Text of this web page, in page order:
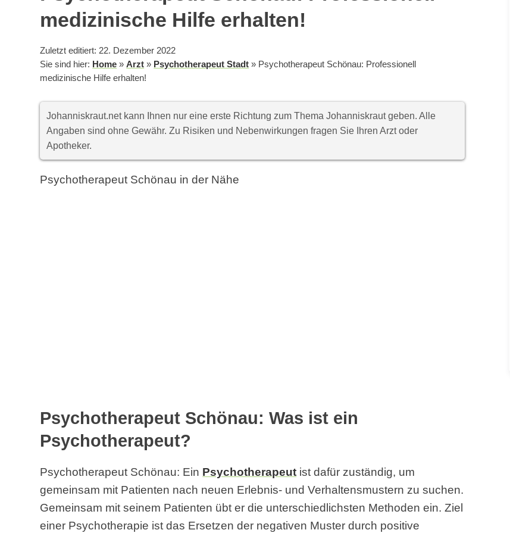
medizinische Hilfe erhalten!
Zuletzt editiert: 22. Dezember 2022
Sie sind hier: Home »Arzt » Psychotherapeut Stadt » Psychotherapeut Schönau: Professionell
medizinische Hilfe erhalten!
Johanniskraut.net kann Ihnen nur eine erste Richtung zum Thema Johanniskraut geben. Alle
Angaben sind ohne Gewähr. Zu Risiken und Nebenwirkungen fragen Sie Ihren Arzt oder
Apotheker.
Psychotherapeut Schönau in der Nähe
Psychotherapeut Schönau: Was ist ein
Psychotherapeut?
Psychotherapeut Schönau: Ein Psychotherapeut ist dafür zuständig, um
gemeinsam mit Patienten nach neuen Erlebnis- und Verhaltensmustern zu suchen.
Gemeinsam mit seinem Patienten übt er die unterschiedlichsten Methoden ein. Ziel
einer Psychotherapie ist das Ersetzen der negativen Muster durch positive